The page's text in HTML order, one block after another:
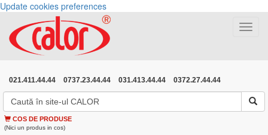
Update cookies preferences
Toggle
021.411.44.44 0737.23.44.44 031.413.44.44 0372.27.44.44
COS DE PRODUSE
(Nici un produs in cos)